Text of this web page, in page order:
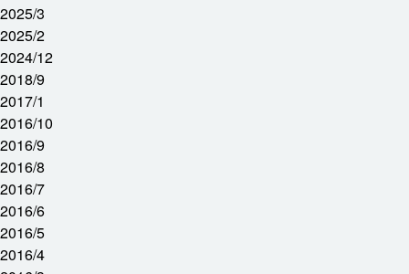
2025/3
2025/2
2024/12
2018/9
2017/1
2016/10
2016/9
2016/8
2016/7
2016/6
2016/5
2016/4